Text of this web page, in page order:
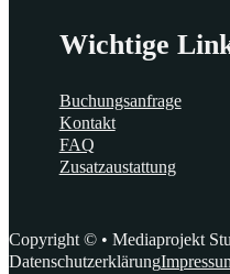
Wichtige
Buchungsanfrage
Kontakt
FAQ
Zusatzaustattung
Copyright © • Mediaprojekt
Datenschutzerklärung